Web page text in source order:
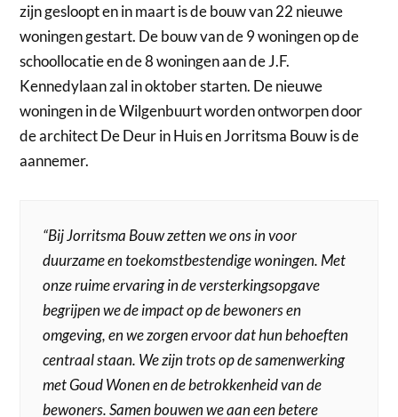
zijn gesloopt en in maart is de bouw van 22 nieuwe
woningen gestart. De bouw van de 9 woningen op de
schoollocatie en de 8 woningen aan de J.F.
Kennedylaan zal in oktober starten. De nieuwe
woningen in de Wilgenbuurt worden ontworpen door
de architect De Deur in Huis en Jorritsma Bouw is de
aannemer.
“Bij Jorritsma Bouw zetten we ons in voor
duurzame en toekomstbestendige woningen. Met
onze ruime ervaring in de versterkingsopgave
begrijpen we de impact op de bewoners en
omgeving, en we zorgen ervoor dat hun behoeften
centraal staan. We zijn trots op de samenwerking
met Goud Wonen en de betrokkenheid van de
bewoners. Samen bouwen we aan een betere